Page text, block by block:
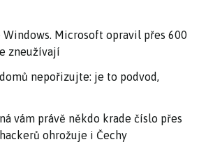
Microsoft opravil přes 600
zneužívají
nepořizujte: je to podvod,
vám právě někdo krade číslo přes
ohrožuje i Čechy